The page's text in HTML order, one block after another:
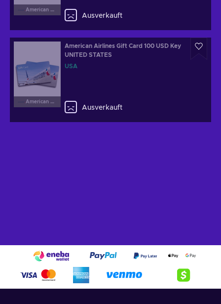
American Airlines
Ausverkauft
American Airlines
American Airlines Gift Card 100 USD Key
UNITED STATES
USA
Ausverkauft